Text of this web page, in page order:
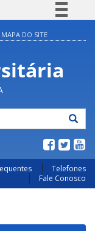
à informação
MAPA DO SITE
Telefones
Fale Conosco